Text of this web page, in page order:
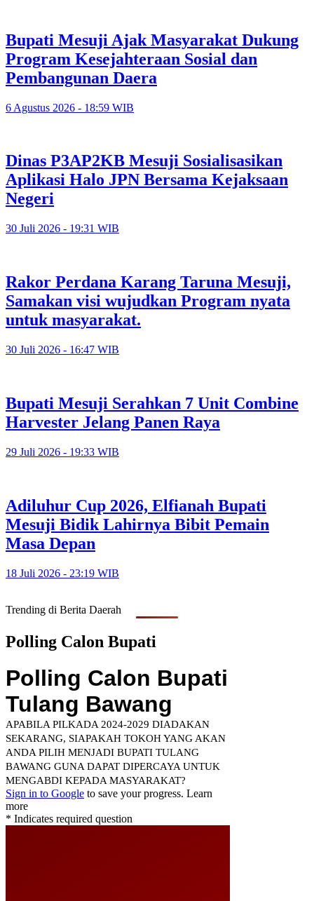
Bupati Mesuji Ajak Masyarakat Dukung
Program Kesejahteraan Sosial dan
Pembangunan Daera
6 Agustus 2026 - 18:59 WIB
Dinas P3AP2KB Mesuji Sosialisasikan
Aplikasi Halo JPN Bersama Kejaksaan
Negeri
30 Juli 2026 - 19:31 WIB
Rakor Perdana Karang Taruna Mesuji,
Samakan visi wujudkan Program nyata
untuk masyarakat.
30 Juli 2026 - 16:47 WIB
Bupati Mesuji Serahkan 7 Unit Combine
Harvester Jelang Panen Raya
29 Juli 2026 - 19:33 WIB
Adiluhur Cup 2026, Elfianah Bupati
Mesuji Bidik Lahirnya Bibit Pemain
Masa Depan
18 Juli 2026 - 23:19 WIB
Trending di Berita Daerah
Polling Calon Bupati